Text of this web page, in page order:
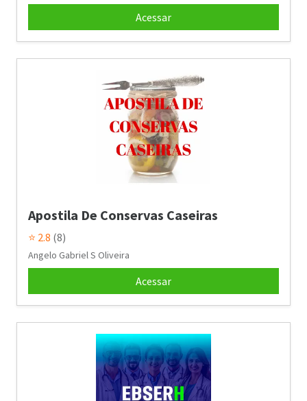
Acessar
Apostila De Conservas Caseiras
⭐ 2.8 (8)
Angelo Gabriel S Oliveira
Acessar